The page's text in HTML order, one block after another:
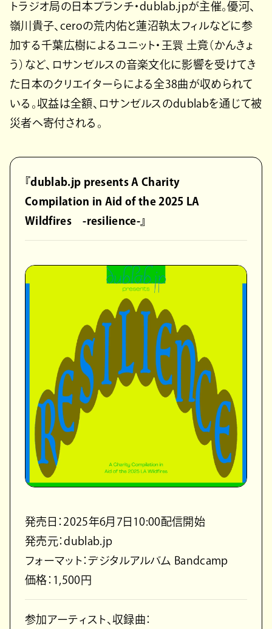
トラジオ局の日本ブランチ・dublab.jpが主催。優河、
嶺川貴子、ceroの荒内佑と蓮沼執太フィルなどに参
加する千葉広樹によるユニット・王睘 土竟（かんきょ
う）など、ロサンゼルスの音楽文化に影響を受けてき
た日本のクリエイターらによる全38曲が収められて
いる。収益は全額、ロサンゼルスのdublabを通じて被
災者へ寄付される。
『dublab.jp presents A Charity
Compilation in Aid of the 2025 LA
Wildfires -resilience-』
発売日：2025年6月7日10:00配信開始
発売元：dublab.jp
フォーマット：デジタルアルバム Bandcamp
価格：1,500円
参加アーティスト、収録曲：